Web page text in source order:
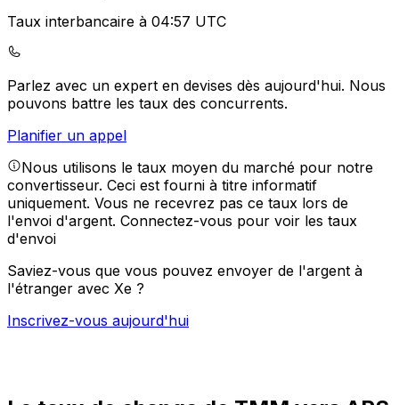
Taux interbancaire à 04:57 UTC
Parlez avec un expert en devises dès aujourd'hui. Nous
pouvons battre les taux des concurrents.
Planifier un appel
Nous utilisons le taux moyen du marché pour notre
convertisseur. Ceci est fourni à titre informatif
uniquement. Vous ne recevrez pas ce taux lors de
l'envoi d'argent. Connectez-vous pour voir les taux
d'envoi
Saviez-vous que vous pouvez envoyer de l'argent à
l'étranger avec Xe ?
Inscrivez-vous aujourd'hui